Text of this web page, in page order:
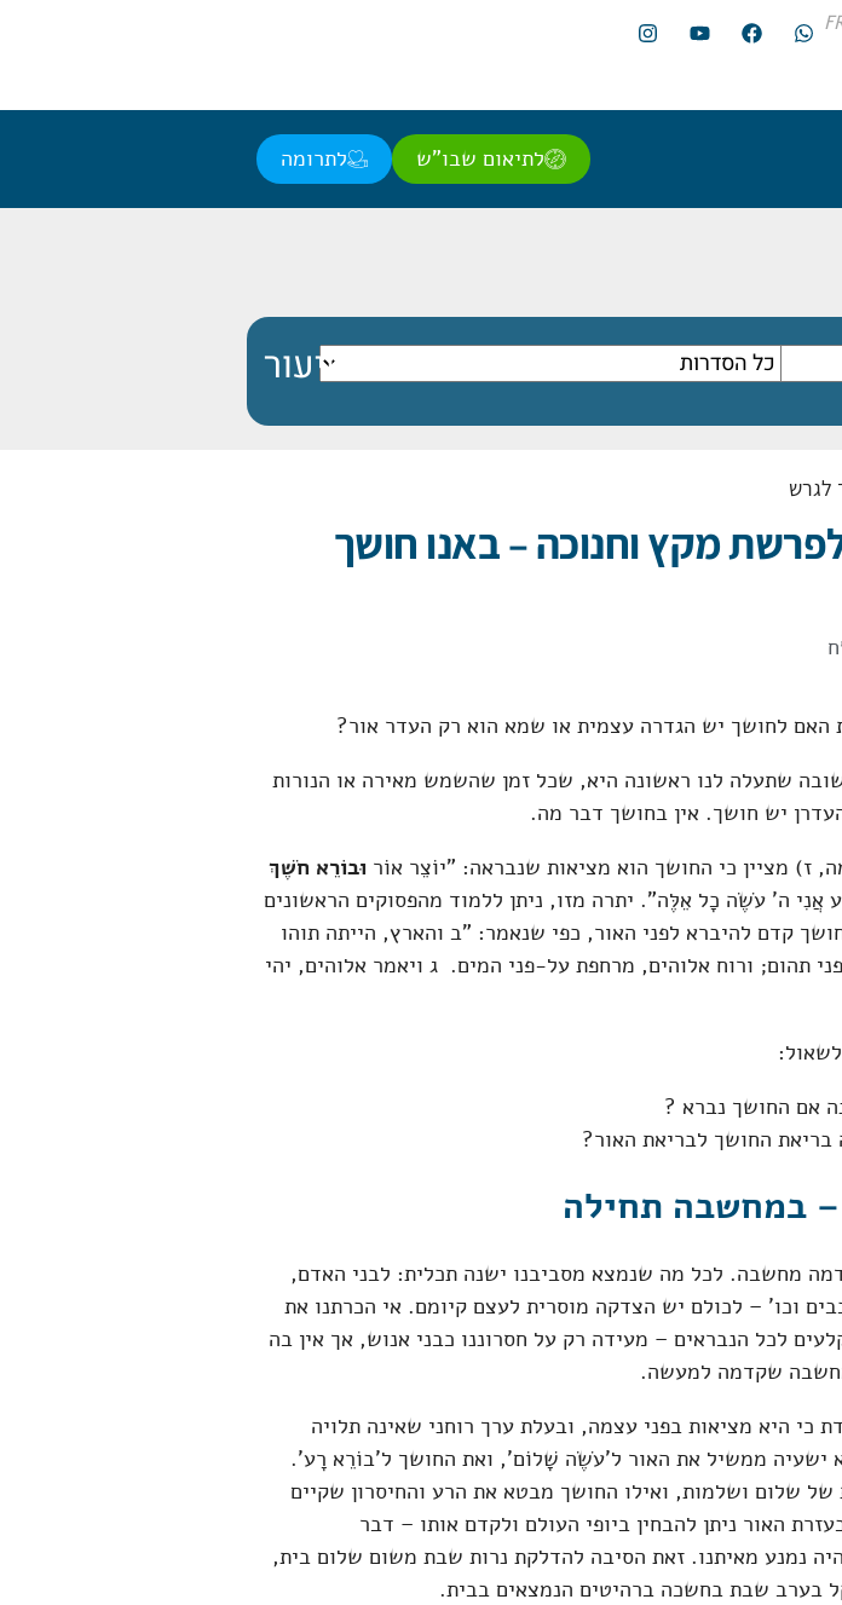
לתיאום שבו"ש לתרומה
לגרש
מקץ וחנוכה – באנו חושך
האם לחושך יש הגדרה עצמית או שמא הוא רק העדר אור?
שתעלה לנו ראשונה היא, שכל זמן שהשמש מאירה או הנורות
יש חושך. אין בחושך דבר מה.
ז) מציין כי החושך הוא מציאות שנבראה: "יוֹצֵר אוֹר וּבוֹרֵא חֹשֶׁךְ
אֲנִי ה' עֹשֶׂה כָל אֵלֶּה". יתרה מזו, ניתן ללמוד מהפסוקים הראשונים
קדם להיברא לפני האור, כפי שנאמר: "ב והארץ, הייתה תוהו
תהום; ורוח אלוהים, מרחפת על-פני המים. ג ויאמר אלוהים, יהי
אם החושך נברא ?
בריאת החושך לבריאת האור?
במחשבה תחילה
מחשבה. לכל מה שנמצא מסביבנו ישנה תכלית: לבני האדם,
וכו' – לכולם יש הצדקה מוסרית לעצם קיומם. אי הכרתנו את
לכל הנבראים – מעידה רק על חסרוננו כבני אנוש, אך אין בה
שקדמה למעשה.
כי היא מציאות בפני עצמה, ובעלת ערך רוחני שאינה תלויה
ישעיה ממשיל את האור ל'עֹשֶׂה שָׁלוֹם', ואת החושך ל'בוֹרֵא רָע'.
של שלום ושלמות, ואילו החושך מבטא את הרע והחיסרון שקיים
האור ניתן להבחין ביופי העולם ולקדם אותו – דבר
נמנע מאיתנו. זאת הסיבה להדלקת נרות שבת משום שלום בית,
בערב שבת בחשכה ברהיטים הנמצאים בבית.